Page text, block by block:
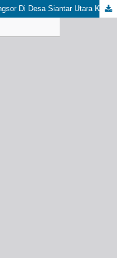
Edukasi Penanggulangan Tanah Longsor Di Desa Siantar Utara Kecamatan Parmaksian Kabupaten Toba